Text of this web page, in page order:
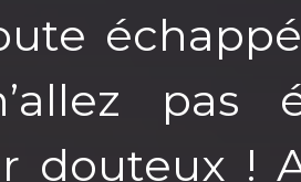
pas
douteux !